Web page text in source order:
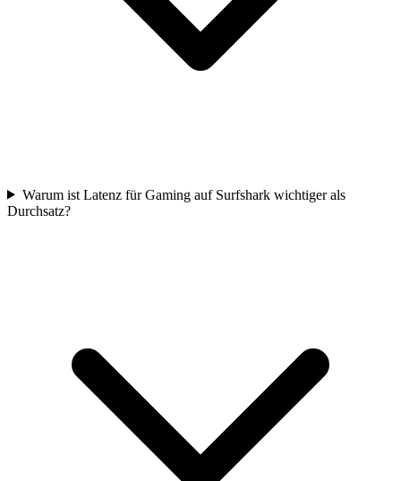
Warum ist Latenz für Gaming auf Surfshark wichtiger als
Durchsatz?